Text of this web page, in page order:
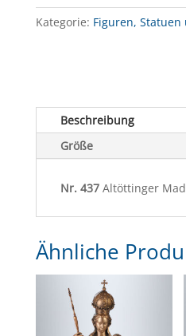
Kategorie: Figuren, Statuen
Beschreibung
Größe
Nr. 437 Altöttinger
Ähnliche